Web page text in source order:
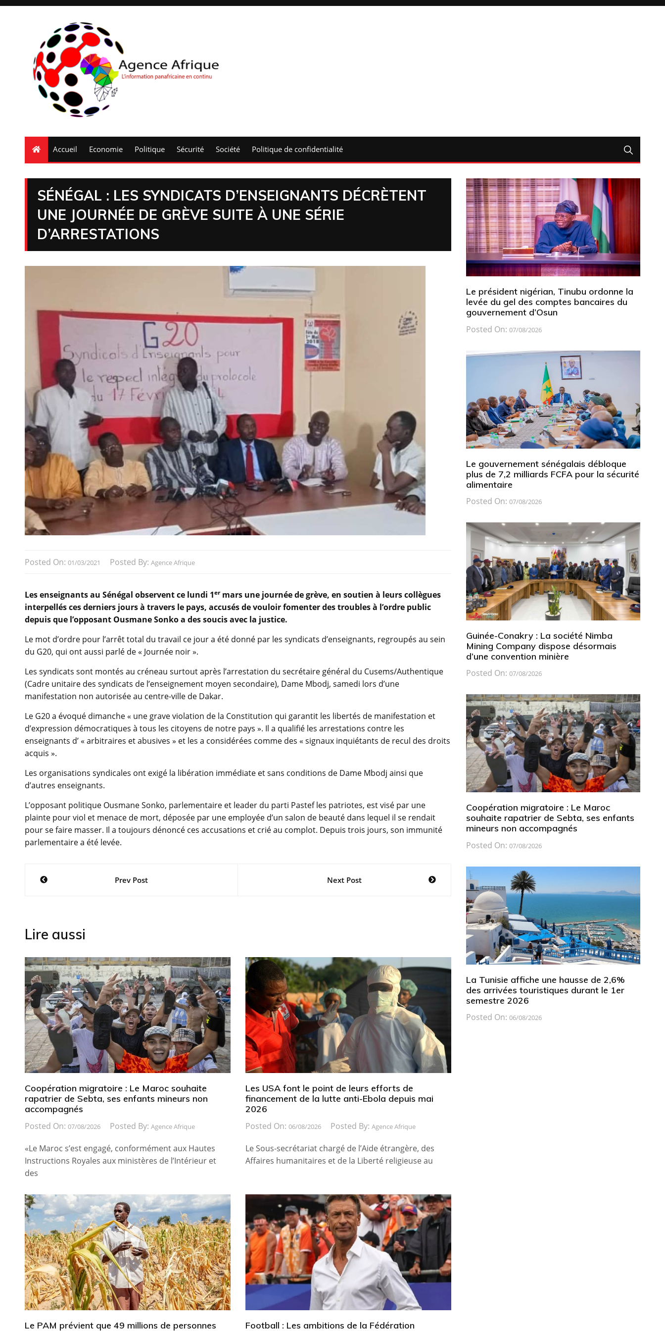
Accueil Economie Politique Sécurité Société Politique de confidentialité
SÉNÉGAL : LES SYNDICATS D’ENSEIGNANTS DÉCRÈTENT
UNE JOURNÉE DE GRÈVE SUITE À UNE SÉRIE
D’ARRESTATIONS
Posted On: 01/03/2021 Posted By: Agence Afrique
Les enseignants au Sénégal observent ce lundi 1ermars une journée de grève, en soutien à leurs collègues
interpellés ces derniers jours à travers le pays, accusés de vouloir fomenter des troubles à l’ordre public
depuis que l’opposant Ousmane Sonko a des soucis avec la justice.
Le mot d’ordre pour l’arrêt total du travail ce jour a été donné par les syndicats d’enseignants, regroupés au sein
du G20, qui ont aussi parlé de « Journée noir ».
Les syndicats sont montés au créneau surtout après l’arrestation du secrétaire général du Cusems/Authentique
(Cadre unitaire des syndicats de l’enseignement moyen secondaire), Dame Mbodj, samedi lors d’une
manifestation non autorisée au centre-ville de Dakar.
Le G20 a évoqué dimanche « une grave violation de la Constitution qui garantit les libertés de manifestation et
d’expression démocratiques à tous les citoyens de notre pays ». Il a qualifié les arrestations contre les
enseignants d’ « arbitraires et abusives » et les a considérées comme des « signaux inquiétants de recul des droits
acquis ».
Les organisations syndicales ont exigé la libération immédiate et sans conditions de Dame Mbodj ainsi que
d’autres enseignants.
L’opposant politique Ousmane Sonko, parlementaire et leader du parti Pastef les patriotes, est visé par une
plainte pour viol et menace de mort, déposée par une employée d’un salon de beauté dans lequel il se rendait
pour se faire masser. Il a toujours dénoncé ces accusations et crié au complot. Depuis trois jours, son immunité
parlementaire a été levée.
NavigationPrev Post Next Post
Lire aussi
Coopération migratoire : Le Maroc souhaite
rapatrier de Sebta, ses enfants mineurs non
accompagnés
Posted On: 07/08/2026 Posted By: Agence Afrique
«Le Maroc s’est engagé, conformément aux Hautes
Instructions Royales aux ministères de l’Intérieur et
des
Les USA font le point de leurs efforts de
financement de la lutte anti-Ebola depuis mai
2026
Posted On: 06/08/2026 Posted By: Agence Afrique
Le Sous-secrétariat chargé de l’Aide étrangère, des
Affaires humanitaires et de la Liberté religieuse au
Le PAM prévient que 49 millions de personnes
Football : Les ambitions de la Fédération
Le président nigérian, Tinubu ordonne la
levée du gel des comptes bancaires du
gouvernement d’Osun
Posted On: 07/08/2026
Le gouvernement sénégalais débloque
plus de 7,2 milliards FCFA pour la sécurité
alimentaire
Posted On: 07/08/2026
Guinée-Conakry : La société Nimba
Mining Company dispose désormais
d’une convention minière
Posted On: 07/08/2026
Coopération migratoire : Le Maroc
souhaite rapatrier de Sebta, ses enfants
mineurs non accompagnés
Posted On: 07/08/2026
La Tunisie affiche une hausse de 2,6%
des arrivées touristiques durant le 1er
semestre 2026
Posted On: 06/08/2026